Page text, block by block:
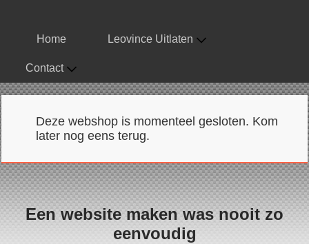
Home Leovince Uitlaten
Contact
Deze webshop is momenteel gesloten. Kom
later nog eens terug.
Een website maken was nooit zo
eenvoudig